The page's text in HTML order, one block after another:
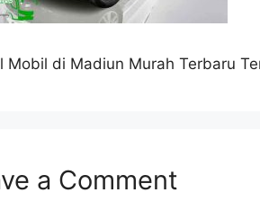
Mobil di Madiun Murah Terbaru
a Comment